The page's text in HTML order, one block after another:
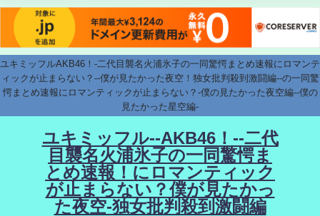
ユキミッフルAKB46！-二代目襲名火浦氷子の一同驚愕まとめ速報にロマンテ
ィックが止まらない？--僕が見たかった夜空！独女批判殺到激闘編--の一同驚
愕まとめ速報にロマンティックが止まらない？-僕の見たかった夜空編--僕の
見たかった星空編-
ユキミッフル--AKB46！--二代
目襲名火浦氷子の一同驚愕ま
とめ速報！にロマンティック
が止まらない？僕が見たかっ
た夜空-独女批判殺到激闘編